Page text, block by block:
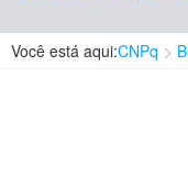
Você está aqui:CNPq